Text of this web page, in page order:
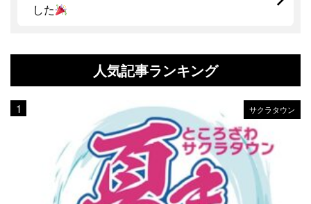
した
人気記事ランキング
サクラタウン